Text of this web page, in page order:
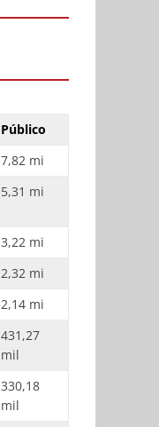
Público
7,82 mi
5,31 mi
3,22 mi
2,32 mi
2,14 mi
431,27
mil
330,18
mil